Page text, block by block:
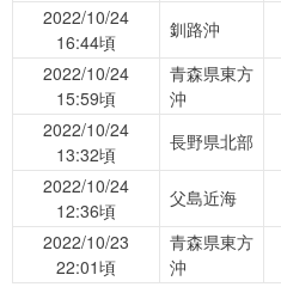
2022/10/24
16:44頃
釧路沖
2022/10/24
15:59頃
青森県東方
沖
2022/10/24
13:32頃
長野県北部
2022/10/24
12:36頃
父島近海
2022/10/23
22:01頃
青森県東方
沖